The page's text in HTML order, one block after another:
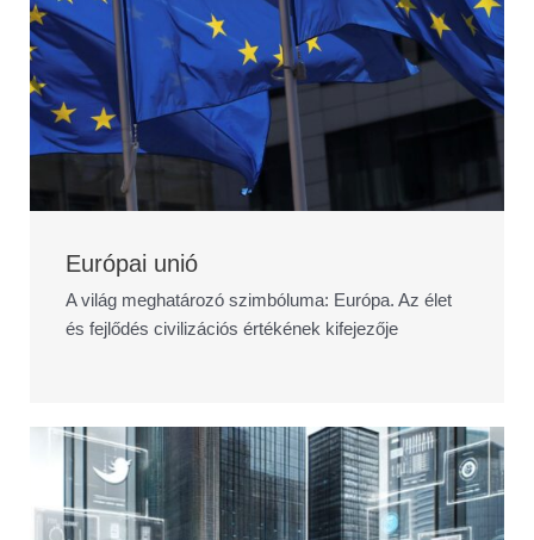
Európai unió
A világ meghatározó szimbóluma: Európa. Az élet
és fejlődés civilizációs értékének kifejezője